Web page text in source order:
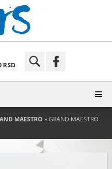
RSD
MAESTRO » GRAND MAESTRO